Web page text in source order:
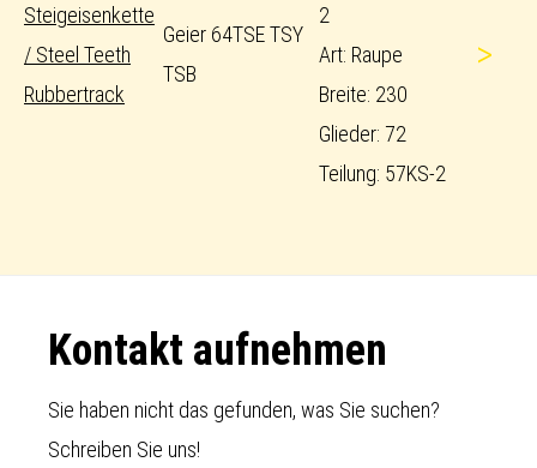
Steigeisenkette
/ Steel Teeth
Rubbertrack
Geier 64TSE TSY
TSB
2
Art: Raupe
Breite: 230
Glieder: 72
Teilung: 57KS-2
>
Footer
Kontakt aufnehmen
Sie haben nicht das gefunden, was Sie suchen?
Schreiben Sie uns!